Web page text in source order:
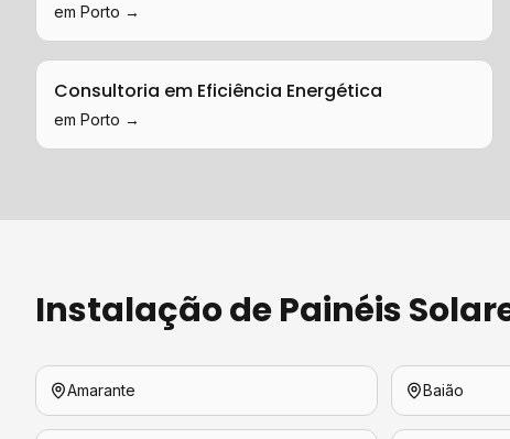
em Porto →
Consultoria em Eficiência Energética
em Porto →
Instalação de Painéis
Amarante Baião